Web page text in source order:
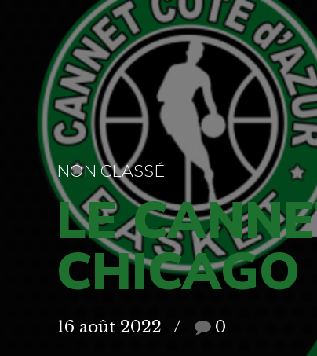
NON CLASSÉ
LE
CHICAGO
16 août 2022 0